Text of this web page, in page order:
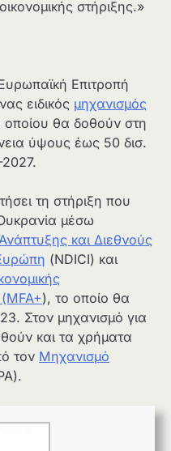
στήριξης.»
Επιτροπή
ειδικός μηχανισμός
θα δοθούν στη
ύψους έως 50 δισ.
τη στήριξη που
μέσω
και Διεθνούς
(NDICI) και
), το οποίο θα
Στον μηχανισμό για
και τα χρήματα
τον Μηχανισμό